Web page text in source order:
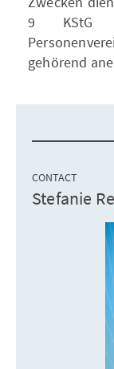
9 KStG
gehörend
CONTACT
Stefanie